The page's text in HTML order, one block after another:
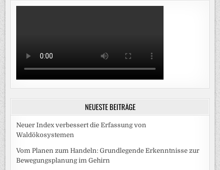
NEUESTE BEITRÄGE
Neuer Index verbessert die Erfassung von
Waldökosystemen
Vom Planen zum Handeln: Grundlegende Erkenntnisse zur
Bewegungsplanung im Gehirn